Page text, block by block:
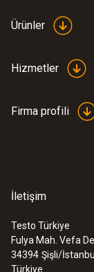
Ürünler
Hizmetler
Firma profili
İletişim
Testo Türkiye
Fulya Mah. Vefa
34394 Şişli/İstanbul
Türkiye